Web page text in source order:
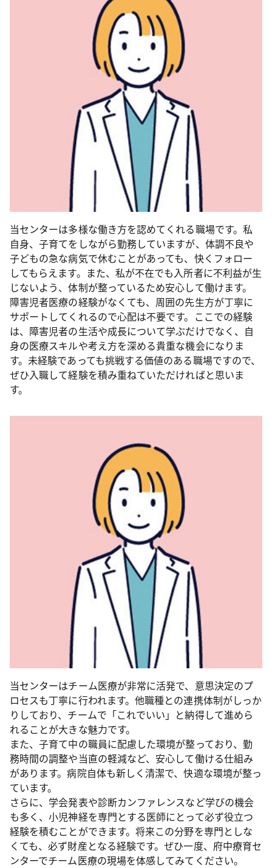
当センターは多様な働き方を認めてくれる職場です。私
自身、子育てをしながら勤務していますが、体調不良や
子どもの急な病気で休むことがあっても、快くフォロー
してもらえます。また、私が不在でも入所者に不利益が生
じないよう、体制が整っているため安心して働けます。
障害児者医療の経験がなくても、周囲の先生方が丁寧に
サポートしてくれるので心配は不要です。ここでの経験
は、障害児者の生活や成長について学ぶだけでなく、自
身の医療スキルや考え方を深める貴重な機会になりま
す。未経験であっても挑戦する価値のある職場ですので、
ぜひ入職して経験を積み重ねていただければと思いま
す。
当センターはチーム医療が非常に活発で、意思決定のプ
ロセスも丁寧に行われます。他職種との連携体制がしっか
りしており、チームで「これでいい」と納得して進めら
れることが大きな魅力です。
また、子育て中の職員に配慮した環境が整っており、勤
務時間の調整や当直の軽減など、安心して働ける仕組み
があります。病院自体も新しく清潔で、快適な環境が整っ
ています。
さらに、学会発表や診断カンファレンスなど学びの機会
も多く、小児神経を専門とする医師にとって必ず役立つ
経験を積むことができます。将来この分野を専門としな
くても、必ず財産となる経験です。ぜひ一度、府中療育セ
ンターでチーム医療の現場を体感してみてください。